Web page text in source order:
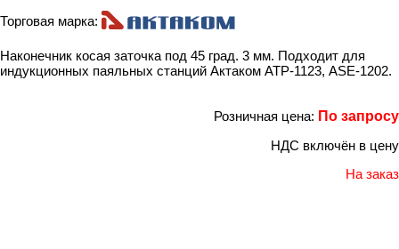
Торговая марка:
Наконечник косая заточка под 45 град. 3 мм. Подходит для
индукционных паяльных станций Актаком АТР-1123, ASE-1202.
Розничная цена: По запросу
НДС включён в цену
На заказ